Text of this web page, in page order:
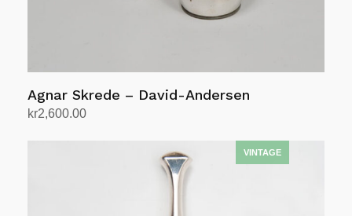
Agnar Skrede – David-Andersen
kr2,600.00